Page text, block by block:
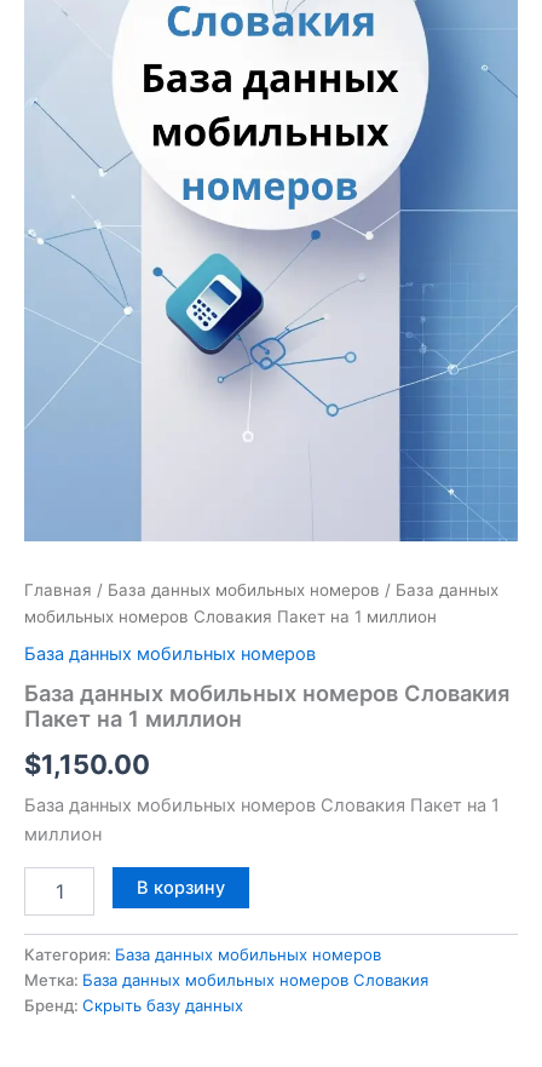
Главная / База данных мобильных номеров / База данных
мобильных номеров Словакия Пакет на 1 миллион
База данных мобильных номеров
База данных мобильных номеров Словакия
Пакет на 1 миллион
$1,150.00
База данных мобильных номеров Словакия Пакет на 1
миллион
В корзину
Категория: База данных мобильных номеров
Метка: База данных мобильных номеров Словакия
Бренд: Скрыть базу данных